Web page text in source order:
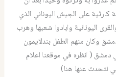
كارثية على الجيش اليوناني الذي
اليونانية وابادوا شعبها وهرب
وكان منهم الطفل بندلايمون
( انظره في موقعنا اعلام
نتحدث عنها هنا)